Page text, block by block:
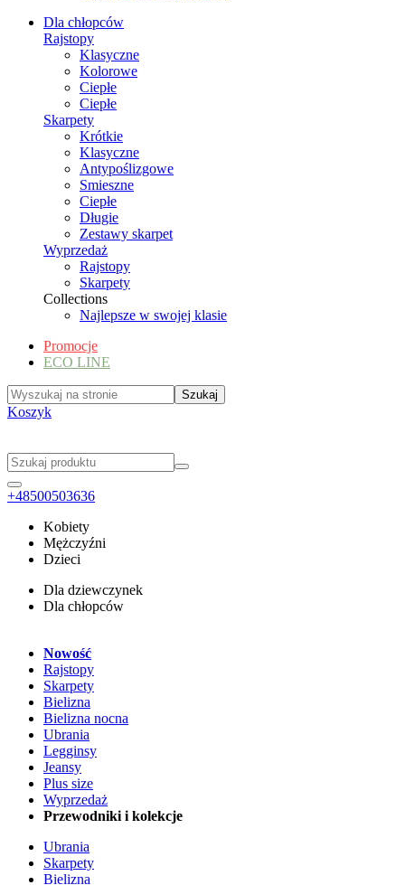
Dla chłopców
Rajstopy
Klasyczne
Kolorowe
Ciepłe
Ciepłe
Skarpety
Krótkie
Klasyczne
Antypoślizgowe
Smieszne
Ciepłe
Długie
Zestawy skarpet
Wyprzedaż
Rajstopy
Skarpety
Collections
Najlepsze w swojej klasie
Promocje
ECO LINE
Koszyk
+48500503636
Kobiety
Mężczyźni
Dzieci
Dla dziewczynek
Dla chłopców
Nowość
Rajstopy
Skarpety
Bielizna
Bielizna nocna
Ubrania
Legginsy
Jeansy
Plus size
Wyprzedaż
Przewodniki i kolekcje
Ubrania
Skarpety
Bielizna